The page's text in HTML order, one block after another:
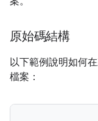
原始碼結構
以下範例說明如何
檔案：